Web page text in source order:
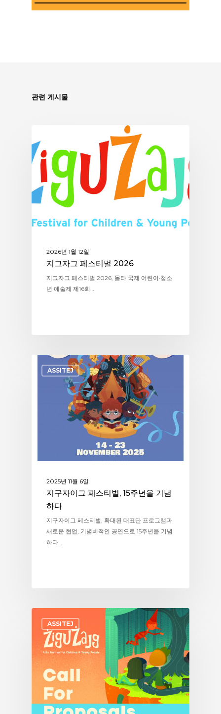
관련 게시물
2026년 1월 12일
지그자그 페스티벌 2026
지그자그 페스티벌 2026, 몰타 국제 어린이·청소
년 예술제 제16회…
ASSITEJ
2025년 11월 6일
지구자이그 페스티벌, 15주년을 기념
하다
지구자이그 페스티벌, 확대된 대표단 프로그램과
새로운 협업, 기념비적인 공연으로 15주년을 기념
하다…
ASSITEJ